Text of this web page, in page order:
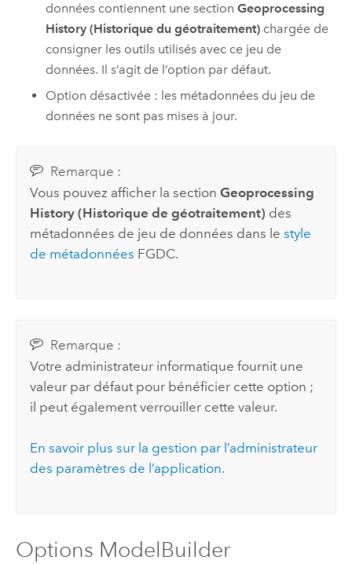
données contiennent une sectionGeoprocessing
History (Historique du géotraitement) chargée de
consigner les outils utilisés avec ce jeu de
données. Il s’agit de l’option par défaut.
Option désactivée : les métadonnées du jeu de
données ne sont pas mises à jour.
Remarque :
Vous pouvez afficher la sectionGeoprocessing
History (Historique de géotraitement) des
métadonnées de jeu de données dans lestyle
de métadonnées FGDC.
Remarque :
Votre administrateur informatique fournit une
valeur par défaut pour bénéficier cette option ;
il peut également verrouiller cette valeur.
En savoir plus sur la gestion par l’administrateur
des paramètres de l’application.
Options ModelBuilder